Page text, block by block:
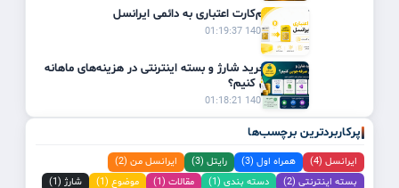
تبدیل سیم‌کارت اعتباری به دائمی ایرانسل
1405/02/31 01:19:37
چگونه با خرید شارژ و بسته اینترنتی در هزینه‌های ماهانه
صرفه‌جویی کنیم؟
1405/02/31 01:18:21
پرکاربردترین برچسب‌ها
ایرانسل (4) همراه اول (3) رایتل (3)
ایرانسل من (2)
بسته اینترنتی (2)
دسته بندی (1) مقالات (1) موضوع (1) شارژ (1)